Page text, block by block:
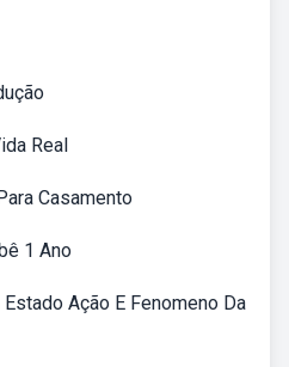
Real
Casamento
1 Ano
Ação E Fenomeno Da